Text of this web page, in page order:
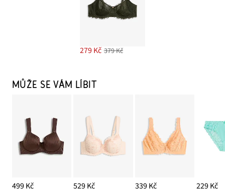
279 Kč 379 Kč
MŮŽE SE VÁM LÍBIT
499 Kč 529 Kč 339 Kč 229 Kč